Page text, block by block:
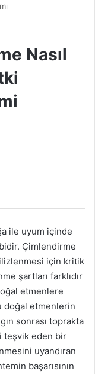
Nasıl
ile uyum içinde
Çimlendirme
için kritik
şartları farklıdır
etmenlere
doğal etmenlerin
sonrası toprakta
teşvik eden bir
uyandıran
başarısının